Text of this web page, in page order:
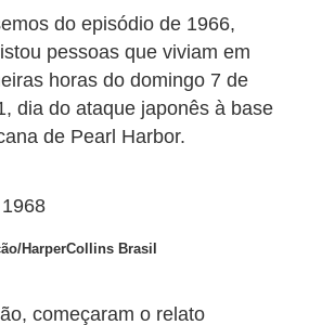
do episódio de 1966,
pessoas que viviam em
horas do domingo 7 de
dia do ataque japonês à base
de Pearl Harbor.
HarperCollins Brasil
começaram o relato